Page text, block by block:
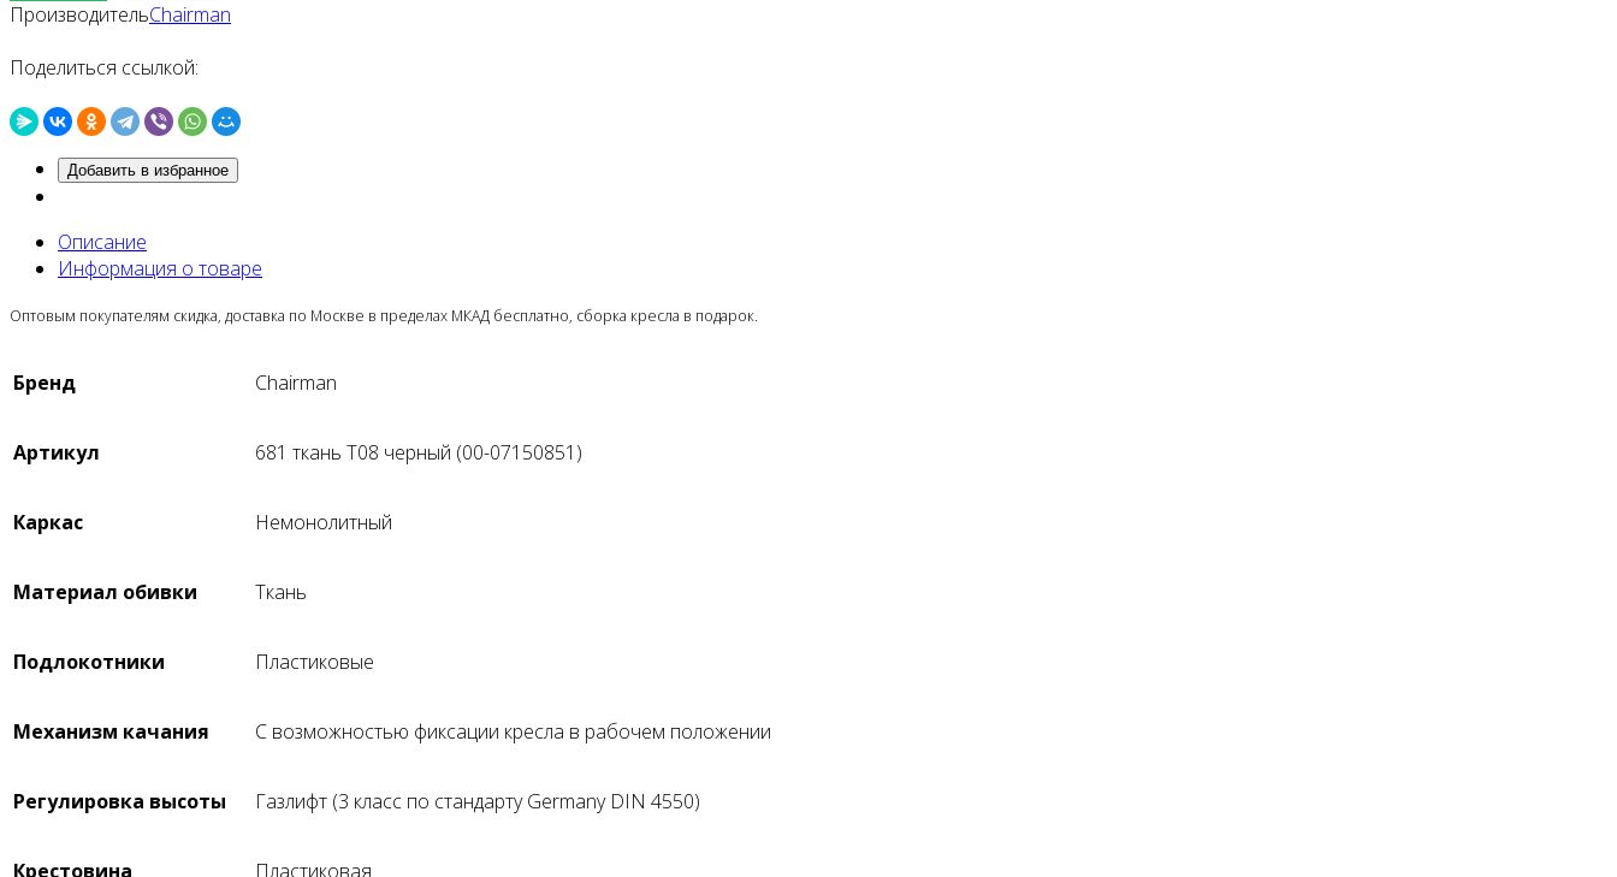
ПроизводительChairman
Поделиться ссылкой:
Добавить в избранное
Описание
Информация о товаре
Оптовым покупателям скидка, доставка по Москве в пределах МКАД бесплатно, сборка кресла в подарок.
Бренд Chairman
Артикул 681 ткань T08 черный (00-07150851)
Каркас Немонолитный
Материал обивки Ткань
Подлокотники Пластиковые
Механизм качания С возможностью фиксации кресла в рабочем положении
Регулировка высоты Газлифт (3 класс по стандарту Germany DIN 4550)
Крестовина Пластиковая